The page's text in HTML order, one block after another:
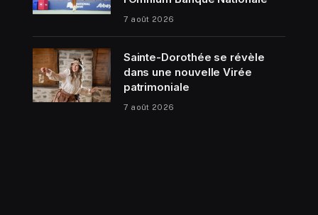
7 août 2026
Sainte-Dorothée se révèle
dans une nouvelle Virée
patrimoniale
7 août 2026